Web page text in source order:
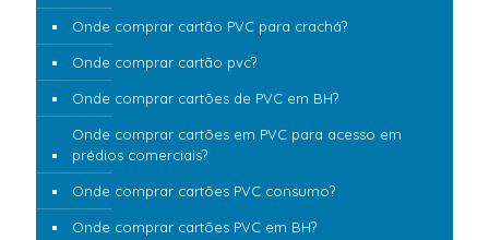
Onde comprar cartão PVC para crachá?
Onde comprar cartão pvc?
Onde comprar cartões de PVC em BH?
Onde comprar cartões em PVC para acesso em
prédios comerciais?
Onde comprar cartões PVC consumo?
Onde comprar cartões PVC em BH?